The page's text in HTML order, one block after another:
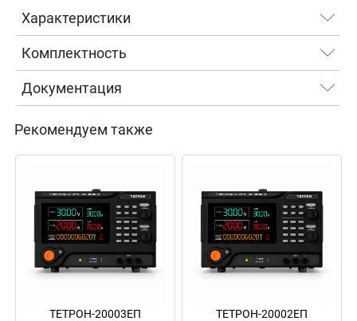
Характеристики
Комплектность
Документация
Рекомендуем также
ТЕТРОН-20003ЕП ТЕТРОН-20002ЕП